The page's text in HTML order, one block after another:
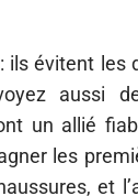
ils évitent les
aussi
un allié
les
et